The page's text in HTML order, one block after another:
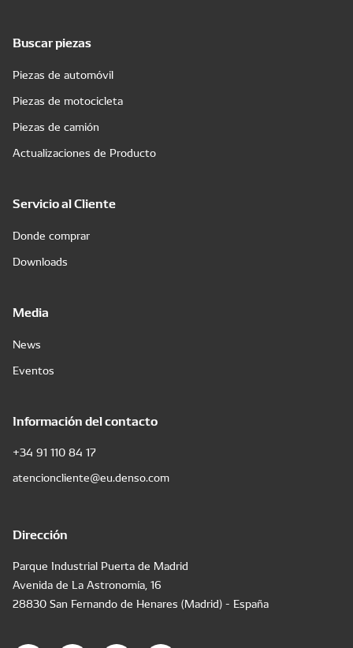
Buscar piezas
Piezas de automóvil
Piezas de motocicleta
Piezas de camión
Actualizaciones de Producto
Servicio al Cliente
Donde comprar
Downloads
Media
News
Eventos
Información del contacto
+34 91 110 84 17
atencioncliente@eu.denso.com
Dirección
Parque Industrial Puerta de Madrid
Avenida de La Astronomía, 16
28830 San Fernando de Henares (Madrid) - España